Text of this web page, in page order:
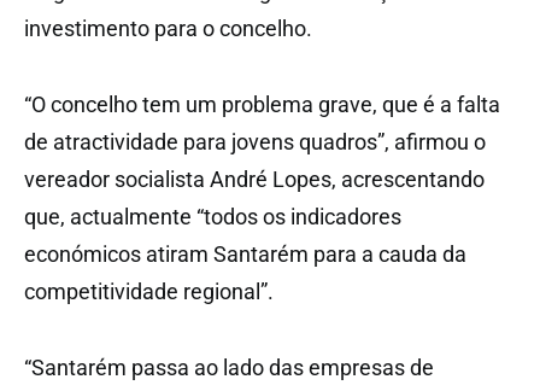
investimento para o concelho.
“O concelho tem um problema grave, que é a falta
de atractividade para jovens quadros”, afirmou o
vereador socialista André Lopes, acrescentando
que, actualmente “todos os indicadores
económicos atiram Santarém para a cauda da
competitividade regional”.
“Santarém passa ao lado das empresas de